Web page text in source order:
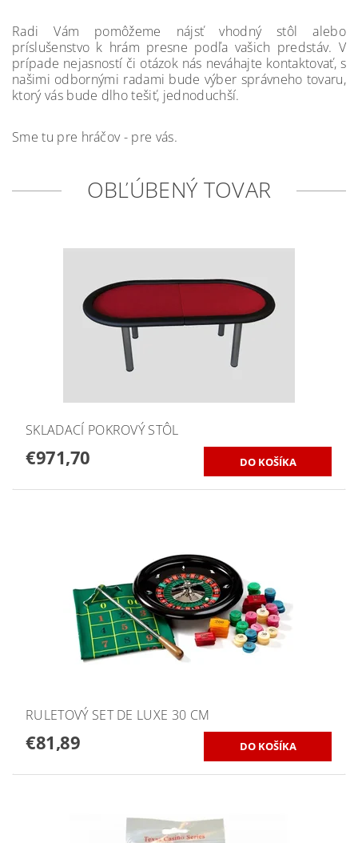
Radi Vám pomôžeme nájsť vhodný stôl alebo
príslušenstvo k hrám presne podľa vašich predstáv. V
prípade nejasností či otázok nás neváhajte kontaktovať, s
našimi odbornými radami bude výber správneho tovaru,
ktorý vás bude dlho tešiť, jednoduchší.
Sme tu pre hráčov - pre vás.
OBĽÚBENÝ TOVAR
SKLADACÍ POKROVÝ STÔL
€971,70
RULETOVÝ SET DE LUXE 30 CM
€81,89